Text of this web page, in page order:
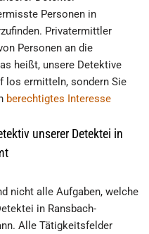
Personen in
Privatermittler
Personen an die
heißt, unsere Detektive
los ermitteln, sondern Sie
berechtigtes Interesse
unserer Detektei in
nicht alle Aufgaben, welche
in Ransbach-
Alle Tätigkeitsfelder